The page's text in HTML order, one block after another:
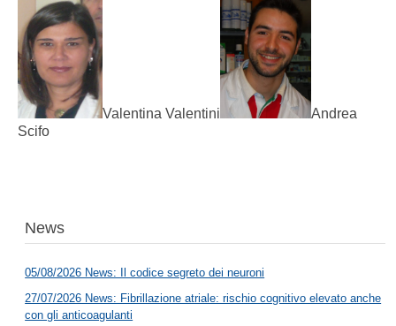
Valentina Valentini
Andrea
Scifo
News
05/08/2026 News: Il codice segreto dei neuroni
27/07/2026 News: Fibrillazione atriale: rischio cognitivo elevato anche
con gli anticoagulanti